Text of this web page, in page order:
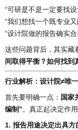
“可研是不是一定要找
“我们想找一个既专业
“设计院做的报告确实
这些问题背后，其实藏
间取得平衡？如何找到
行业解析：设计院≠唯
首先要明确一点： 国家
编制”。真正起决定作
1. 报告用途决定出具方